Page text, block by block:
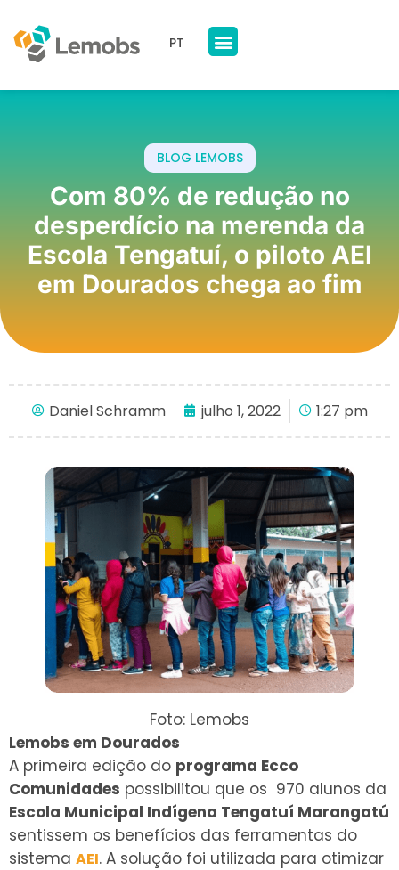
PT
BLOG LEMOBS
Com 80% de redução no
desperdício na merenda da
Escola Tengatuí, o piloto AEI
em Dourados chega ao fim
Daniel Schramm julho 1, 2022 1:27 pm
Foto: Lemobs
Lemobs em Dourados
A primeira edição do programa Ecco
Comunidades possibilitou que os 970 alunos da
Escola Municipal Indígena Tengatuí Marangatú
sentissem os benefícios das ferramentas do
sistema AEI. A solução foi utilizada para otimizar